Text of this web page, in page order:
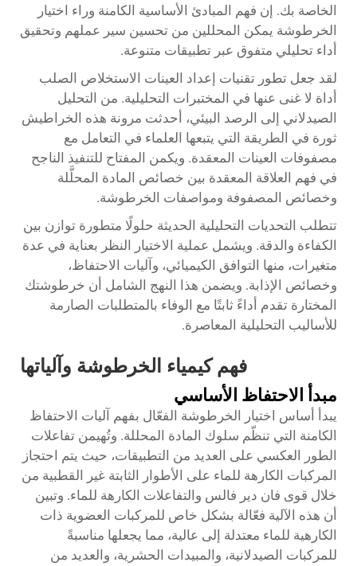
الخاصة بك. إن فهم المبادئ الأساسية الكامنة وراء اختيار
الخرطوشة يمكن المحللين من تحسين سير عملهم وتحقيق
أداء تحليلي متفوق عبر تطبيقات متنوعة.
لقد جعل تطور تقنيات إعداد العينات الاستخلاص الصلب
أداة لا غنى عنها في المختبرات التحليلية. من التحليل
الصيدلاني إلى الرصد البيئي، أحدثت مرونة هذه الخراطيش
ثورة في الطريقة التي يتبعها العلماء في التعامل مع
مصفوفات العينات المعقدة. ويكمن المفتاح للتنفيذ الناجح
في فهم العلاقة المعقدة بين خصائص المادة المحلَّلة
وخصائص المصفوفة ومواصفات الخرطوشة.
تتطلب التحديات التحليلية الحديثة حلولًا متطورة توازن بين
الكفاءة والدقة. ويشمل عملية الاختيار النظر بعناية في عدة
متغيرات، منها التوافق الكيميائي، وآليات الاحتفاظ،
وخصائص الإذابة. ويضمن هذا النهج الشامل أن خرطوشتك
المختارة تقدم أداءً ثابتًا مع الوفاء بالمتطلبات الصارمة
للأساليب التحليلية المعاصرة.
فهم كيمياء الخرطوشة وآلياتها
مبدأ الاحتفاظ الأساسي
يبدأ أساس اختيار الخرطوشة الفعّال بفهم آليات الاحتفاظ
الكامنة التي تنظّم سلوك المادة المحللة. وتُهيمن تفاعلات
الطور العكسي على العديد من التطبيقات، حيث يتم احتجاز
المركبات الكارهة للماء على الأطوار الثابتة غير القطبية من
خلال قوى فان دير فالس والتفاعلات الكارهة للماء. وتبين
أن هذه الآلية فعّالة بشكل خاص للمركبات العضوية ذات
الكارهية للماء معتدلة إلى عالية، مما يجعلها مناسبةً
للمركبات الصيدلانية، والمبيدات الحشرية، والعديد من